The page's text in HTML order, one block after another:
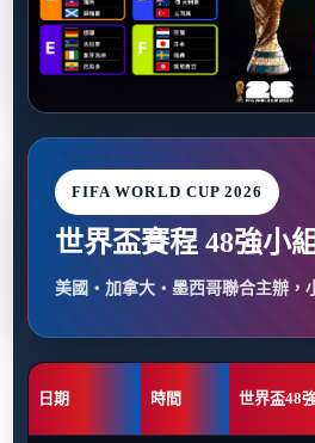
FIFA WORLD CUP 2026
世界盃賽程 48強小
美國・加拿大・墨西哥聯合主辦，
日期 時間 世界盃48